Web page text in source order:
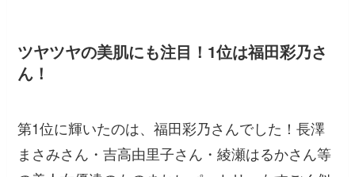
ツヤツヤの美肌にも注目！1位は福田彩乃さ
ん！
第1位に輝いたのは、福田彩乃さんでした！長澤
まさみさん・吉高由里子さん・綾瀬はるかさん等